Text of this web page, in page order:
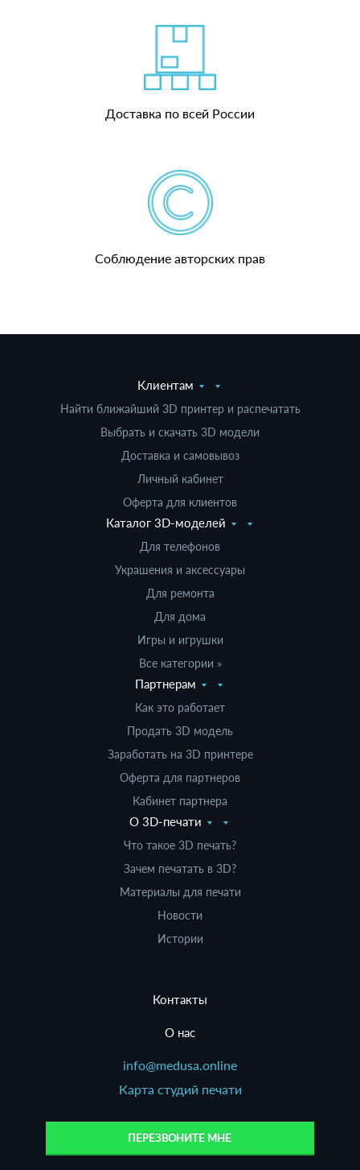
Доставка по всей России
Соблюдение авторских прав
Клиентам
Найти ближайший 3D принтер и распечатать
Выбрать и скачать 3D модели
Доставка и самовывоз
Личный кабинет
Оферта для клиентов
Каталог 3D-моделей
Для телефонов
Украшения и аксессуары
Для ремонта
Для дома
Игры и игрушки
Все категории »
Партнерам
Как это работает
Продать 3D модель
Заработать на 3D принтере
Оферта для партнеров
Кабинет партнера
О 3D-печати
Что такое 3D печать?
Зачем печатать в 3D?
Материалы для печати
Новости
Истории
Контакты
О нас
info@medusa.online
Карта студий печати
ПЕРЕЗВОНИТЕ МНЕ